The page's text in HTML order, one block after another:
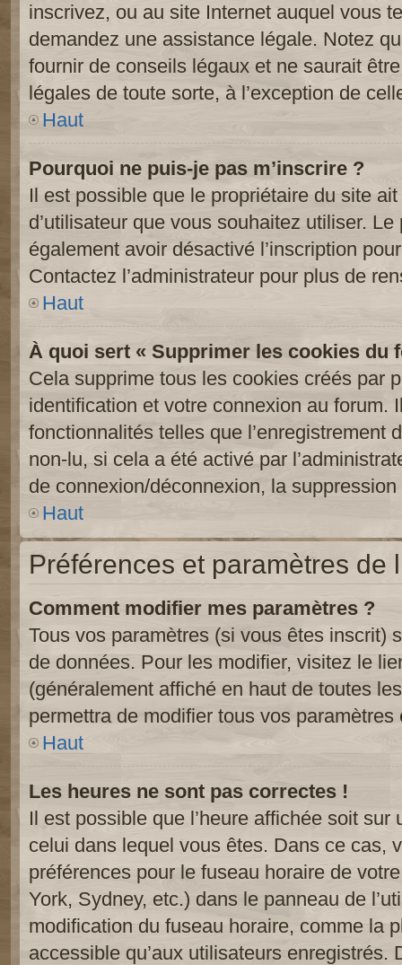
inscrivez, ou au site Internet auquel vous
demandez une assistance légale. Notez
fournir de conseils légaux et ne saurait
légales de toute sorte, à l’exception de
Haut
Pourquoi ne puis-je pas m’inscrire ?
Il est possible que le propriétaire du site
d’utilisateur que vous souhaitez utiliser.
également avoir désactivé l’inscription
Contactez l’administrateur pour plus de
Haut
À quoi sert « Supprimer les cookies du
Cela supprime tous les cookies créés par
identification et votre connexion au forum.
fonctionnalités telles que l’enregistrement
non-lu, si cela a été activé par
de connexion/déconnexion, la
Haut
Préférences et paramètres de
Comment modifier mes paramètres ?
Tous vos paramètres (si vous êtes inscrit)
de données. Pour les modifier, visitez le
(généralement affiché en haut de toutes
permettra de modifier tous vos paramètres
Haut
Les heures ne sont pas correctes !
Il est possible que l’heure affichée soit
celui dans lequel vous êtes. Dans ce cas,
préférences pour le fuseau horaire de
York, Sydney, etc.) dans le panneau de
modification du fuseau horaire, comme la
accessible qu’aux utilisateurs enregistrés.